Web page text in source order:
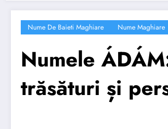
Nume De Baieti Maghiare Nume Maghiare
Numele
trăsături și